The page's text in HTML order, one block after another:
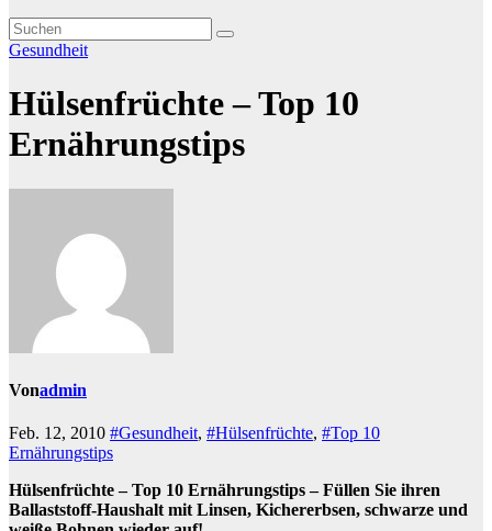
Gesundheit
Hülsenfrüchte – Top 10
Ernährungstips
Vonadmin
Feb. 12, 2010 #Gesundheit, #Hülsenfrüchte, #Top 10
Ernährungstips
Hülsenfrüchte – Top 10 Ernährungstips – Füllen Sie ihren
Ballaststoff-Haushalt mit Linsen, Kichererbsen, schwarze und